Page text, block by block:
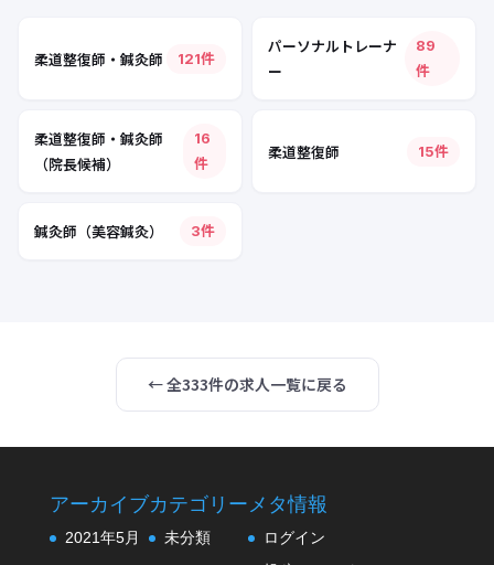
柔道整復師・鍼灸師 121件
パーソナルトレーナ
ー
89
件
柔道整復師・鍼灸師
（院長候補）
16
件
柔道整復師 15件
鍼灸師（美容鍼灸） 3件
← 全333件の求人一覧に戻る
アーカイブ
2021年5月
カテゴリー
未分類
メタ情報
ログイン